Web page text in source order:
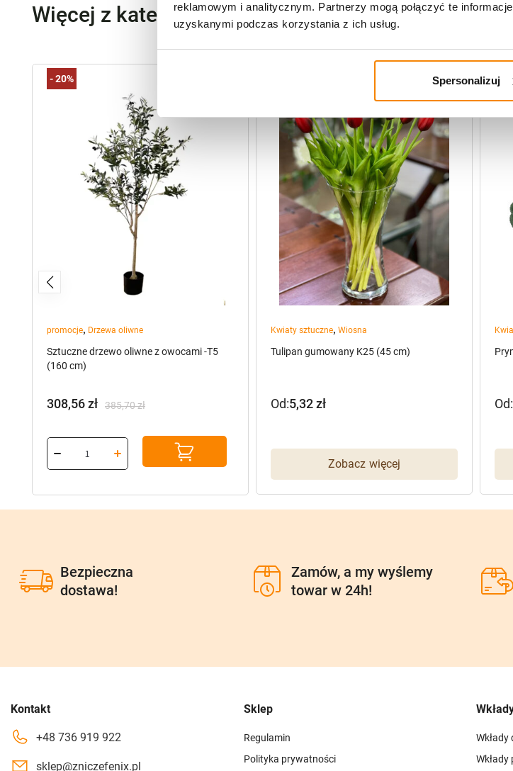
reklamowym i analitycznym. Partnerzy mogą połączyć te
uzyskanymi podczas korzystania z ich usług.
Spersonalizuj
Więcej z kategorii Kwiaty sztuczne
promocje, Drzewa oliwne
Sztuczne drzewo oliwne z owocami -T5
(160 cm)
-20%
385,70zł
cena
wynosiła:
385,70 zł.
308,56zł
cena
wynosi:
308,56 zł.
Kwiaty sztuczne, Wiosna
Tulipan gumowany K25 (45 cm)
Zobacz więcej
Od:5,32zł Od:
Bezpieczna
dostawa!
Zamów, a my wyślemy
towar w 24h!
Kontakt
+48 736 919 922
sklep@zniczefenix.pl
Sklep
Regulamin
Polityka prywatności
Wkłady